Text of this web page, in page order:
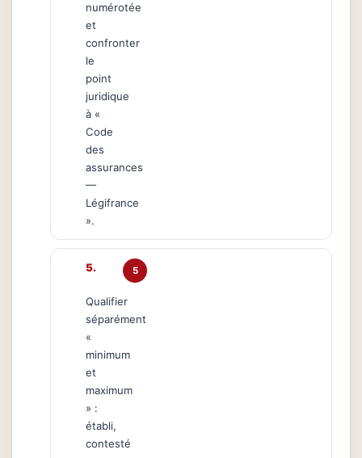
numérotée
et
confronter
le
point
juridique
à «
Code
des
assurances
—
Légifrance
».
5
Qualifier
séparément
«
minimum
et
maximum
» :
établi,
contesté